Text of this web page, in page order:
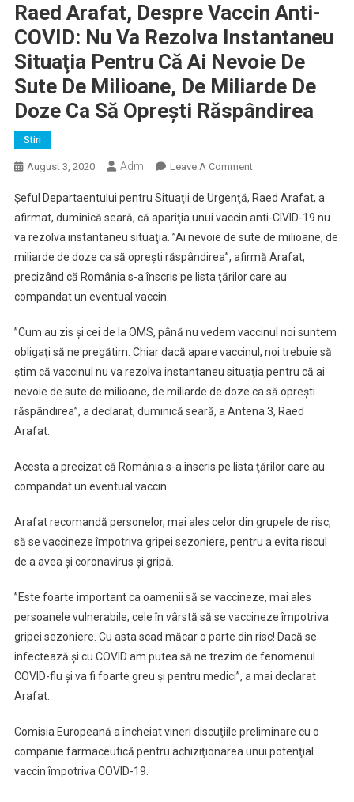
Raed Arafat, Despre Vaccin Anti-
COVID: Nu Va Rezolva Instantaneu
Situaţia Pentru Că Ai Nevoie De
Sute De Milioane, De Miliarde De
Doze Ca Să Opreşti Răspândirea
Stiri
August 3, 2020 Adm Leave A CommentOn
Arafat,
Despre
Vaccin
Anti-
COVID:
Rezolva
Instantaneu
Situaţia
Pentru
Sute
De
Miliarde
Ca
Să
Opreşti
Răspândirea
Şeful Departaentului pentru Situaţii de Urgenţă, Raed Arafat, a
afirmat, duminică seară, că apariţia unui vaccin anti-CIVID-19 nu
va rezolva instantaneu situaţia. ”Ai nevoie de sute de milioane, de
miliarde de doze ca să opreşti răspândirea”, afirmă Arafat,
precizând că România s-a înscris pe lista ţărilor care au
compandat un eventual vaccin.
”Cum au zis şi cei de la OMS, până nu vedem vaccinul noi suntem
obligaţi să ne pregătim. Chiar dacă apare vaccinul, noi trebuie să
ştim că vaccinul nu va rezolva instantaneu situaţia pentru că ai
nevoie de sute de milioane, de miliarde de doze ca să opreşti
răspândirea”, a declarat, duminică seară, a Antena 3, Raed
Arafat.
Acesta a precizat că România s-a înscris pe lista ţărilor care au
compandat un eventual vaccin.
Arafat recomandă personelor, mai ales celor din grupele de risc,
să se vaccineze împotriva gripei sezoniere, pentru a evita riscul
de a avea şi coronavirus şi gripă.
”Este foarte important ca oamenii să se vaccineze, mai ales
persoanele vulnerabile, cele în vârstă să se vaccineze împotriva
gripei sezoniere. Cu asta scad măcar o parte din risc! Dacă se
infectează şi cu COVID am putea să ne trezim de fenomenul
COVID-flu şi va fi foarte greu şi pentru medici”, a mai declarat
Arafat.
Comisia Europeană a încheiat vineri discuţiile preliminare cu o
companie farmaceutică pentru achiziţionarea unui potenţial
vaccin împotriva COVID-19.